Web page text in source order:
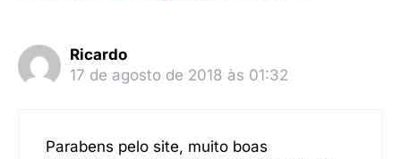
Ricardo
17 de agosto de 2018 às 01:32
Parabens pelo site, muito boas